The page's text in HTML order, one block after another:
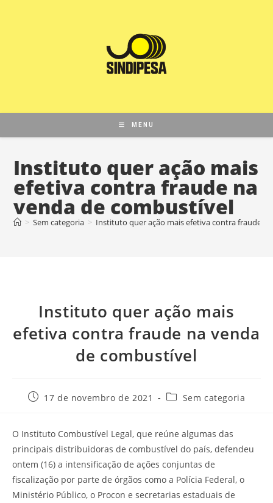
MENU
Instituto quer ação mais
efetiva contra fraude na
venda de combustível
> Sem categoria > Instituto quer ação mais efetiva contra fraude
Instituto quer ação mais
efetiva contra fraude na venda
de combustível
17 de novembro de 2021 Sem categoria
O Instituto Combustível Legal, que reúne algumas das
principais distribuidoras de combustível do país, defendeu
ontem (16) a intensificação de ações conjuntas de
fiscalização por parte de órgãos como a Polícia Federal, o
Ministério Público, o Procon e secretarias estaduais de